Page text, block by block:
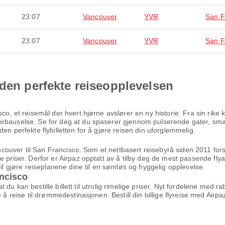
23:07 Vancouver YVR San
23:07 Vancouver YVR San
perfekte reiseopplevelsen
et reisemål der hvert hjørne avslører en ny historie. Fra sin rike
Se for deg at du spaserer gjennom pulserende gater,
perfekte flybilletten for å gjøre reisen din uforglemmelig.
til San Francisco. Som et nettbasert reisebyrå siden 2011
priser. Derfor er Airpaz opptatt av å tilby deg de mest passende
reiseplanene dine til en sømløs og hyggelig opplevelse.
du kan bestille billett til utrolig rimelige priser. Nyt fordelene med
reise til drømmedestinasjonen. Bestill din billige flyreise med